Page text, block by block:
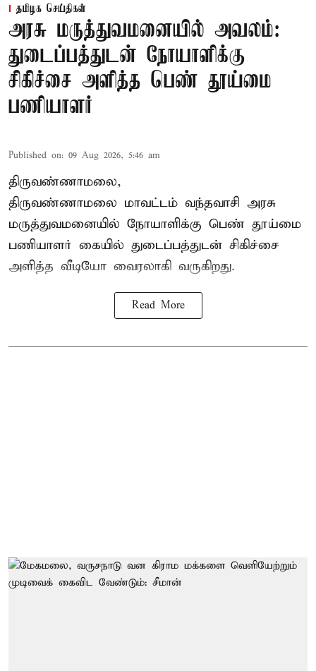
தமிழக செய்திகள்
அரசு மருத்துவமனையில் அவலம்:
துடைப்பத்துடன் நோயாளிக்கு
சிகிச்சை அளித்த பெண் தூய்மை
பணியாளர்
Published on: 09 Aug 2026, 5:46 am
திருவண்ணாமலை,
திருவண்ணாமலை மாவட்டம் வந்தவாசி அரசு
மருத்துவமனையில் நோயாளிக்கு பெண் தூய்மை
பணியாளர் கையில் துடைப்பத்துடன் சிகிச்சை
அளித்த வீடியோ வைரலாகி வருகிறது.
Read More